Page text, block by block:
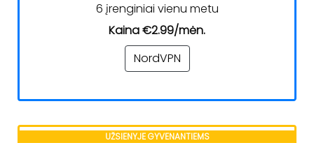
6 įrenginiai vienu metu
Kaina €2.99/mėn.
NordVPN
UŽSIENYJE GYVENANTIEMS